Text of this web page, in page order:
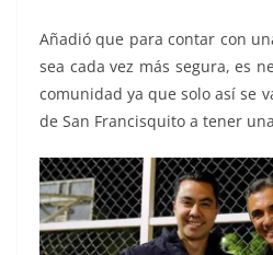
Añadió que para contar con
sea cada vez más segura, es
comunidad ya que solo así se
de San Francisquito a tener